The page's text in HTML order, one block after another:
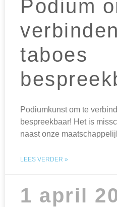
Podium
taboes
Podiumkunst om te
bespreekbaar! Het is
naast onze
LEES VERDER »
1 april